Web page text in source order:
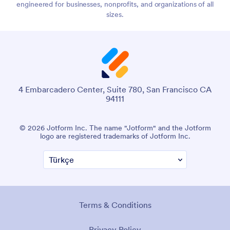
engineered for businesses, nonprofits, and organizations of all
sizes.
4 Embarcadero Center, Suite 780, San Francisco CA
94111
© 2026 Jotform Inc. The name "Jotform" and the Jotform
logo are registered trademarks of Jotform Inc.
Terms & Conditions